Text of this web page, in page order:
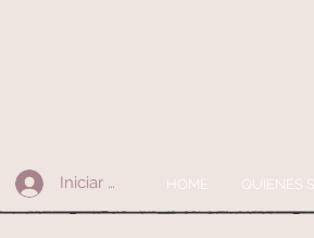
Iniciar sesión HOME QUIENES